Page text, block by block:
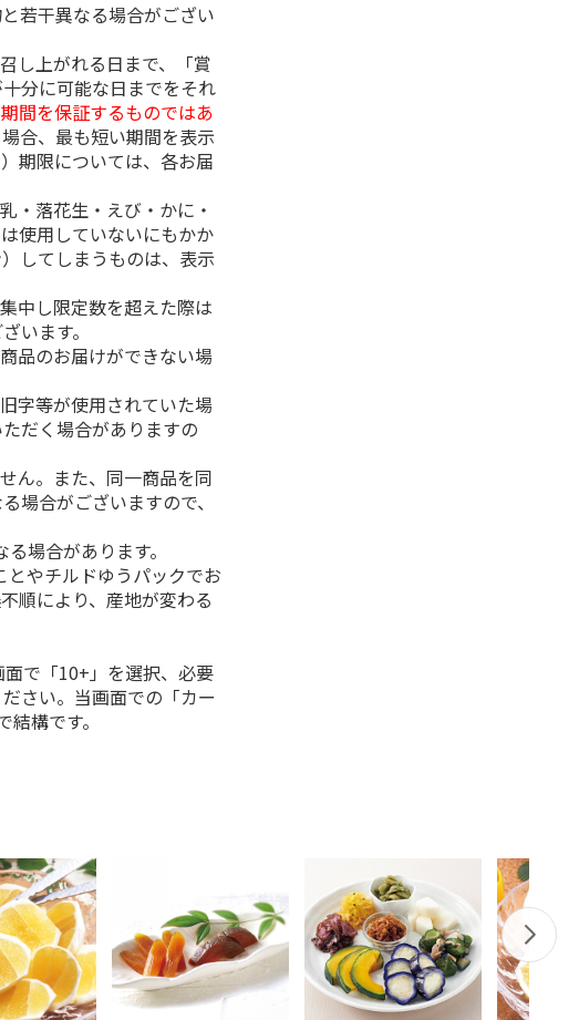
若干異なる場合がござい
し上がれる日まで、「賞
分に可能な日までをそれ
間を保証するものではあ
合、最も短い期間を表示
期限については、各お届
・落花生・えび・かに・
使用していないにもかか
してしまうものは、表示
中し限定数を超えた際は
います。
品のお届けができない場
字等が使用されていた場
だく場合がありますの
ん。また、同一商品を同
場合がございますので、
場合があります。
やチルドゆうパックでお
順により、産地が変わる
で「10+」を選択、必要
さい。当画面での「カー
構です。